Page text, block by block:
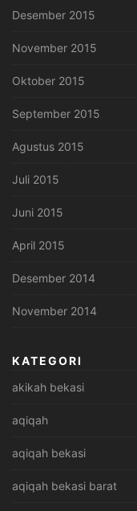
Desember 2015
November 2015
Oktober 2015
September 2015
Agustus 2015
Juli 2015
Juni 2015
April 2015
Desember 2014
November 2014
KATEGORI
akikah bekasi
aqiqah
aqiqah bekasi
aqiqah bekasi barat